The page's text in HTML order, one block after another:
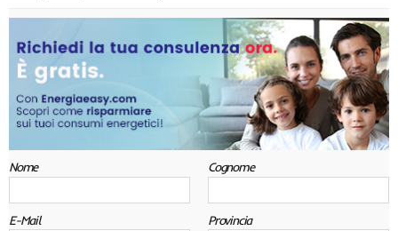
Nome Cognome
E-Mail Provincia